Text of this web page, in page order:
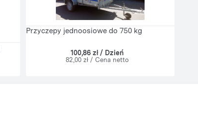
Przyczepy jednoosiowe do 750 kg
100,86 zł / Dzień
82,00 zł / Cena netto